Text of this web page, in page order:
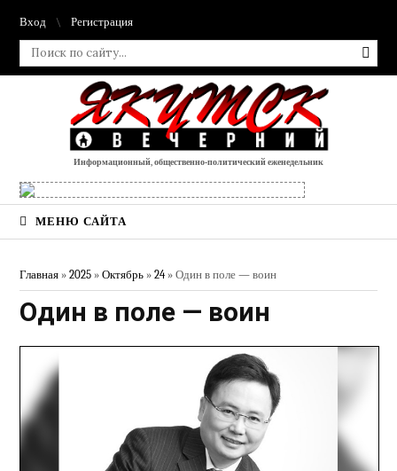
Вход Регистрация
Информационный, общественно-политический еженедельник
МЕНЮ САЙТА
Главная »2025 » Октябрь » 24» Один в поле — воин
Один в поле — воин